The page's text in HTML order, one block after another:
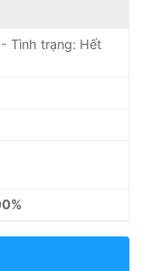
Tình trạng: Hết